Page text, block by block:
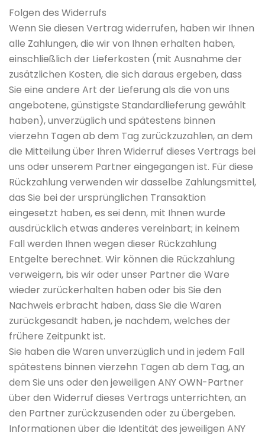
Folgen des Widerrufs
Wenn Sie diesen Vertrag widerrufen, haben wir Ihnen
alle Zahlungen, die wir von Ihnen erhalten haben,
einschließlich der Lieferkosten (mit Ausnahme der
zusätzlichen Kosten, die sich daraus ergeben, dass
Sie eine andere Art der Lieferung als die von uns
angebotene, günstigste Standardlieferung gewählt
haben), unverzüglich und spätestens binnen
vierzehn Tagen ab dem Tag zurückzuzahlen, an dem
die Mitteilung über Ihren Widerruf dieses Vertrags bei
uns oder unserem Partner eingegangen ist. Für diese
Rückzahlung verwenden wir dasselbe Zahlungsmittel,
das Sie bei der ursprünglichen Transaktion
eingesetzt haben, es sei denn, mit Ihnen wurde
ausdrücklich etwas anderes vereinbart; in keinem
Fall werden Ihnen wegen dieser Rückzahlung
Entgelte berechnet. Wir können die Rückzahlung
verweigern, bis wir oder unser Partner die Ware
wieder zurückerhalten haben oder bis Sie den
Nachweis erbracht haben, dass Sie die Waren
zurückgesandt haben, je nachdem, welches der
frühere Zeitpunkt ist.
Sie haben die Waren unverzüglich und in jedem Fall
spätestens binnen vierzehn Tagen ab dem Tag, an
dem Sie uns oder den jeweiligen ANY OWN-Partner
über den Widerruf dieses Vertrags unterrichten, an
den Partner zurückzusenden oder zu übergeben.
Informationen über die Identität des jeweiligen ANY